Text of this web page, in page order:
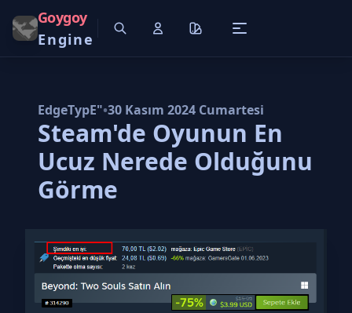
Goygoy
Engine
EdgeTypE"•30 Kasım 2024 Cumartesi
Steam'de Oyunun En
Ucuz Nerede Olduğunu
Görme